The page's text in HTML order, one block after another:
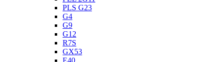
PLS G23
G4
G9
G12
R7S
GX53
E40